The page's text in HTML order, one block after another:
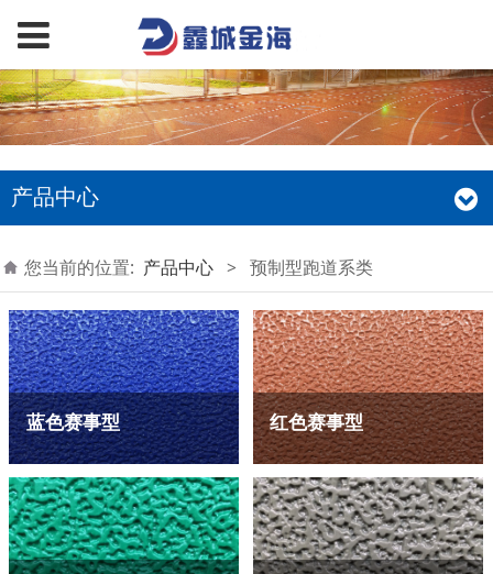
产品中心
您当前的位置: 产品中心 > 预制型跑道系类
蓝色赛事型 红色赛事型